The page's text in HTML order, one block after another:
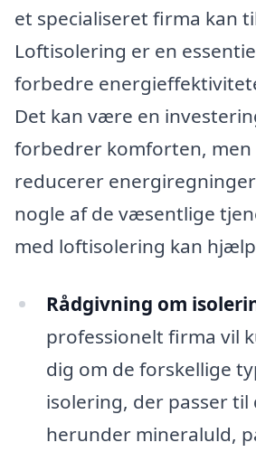
et specialiseret firma kan
Loftisolering er en
forbedre
Det kan være en
forbedrer komforten, men
reducerer
nogle af de væsentlige
med loftisolering kan
Rådgivning om
professionelt firma vil
dig om de forskellige
isolering, der passer til
herunder mineraluld,